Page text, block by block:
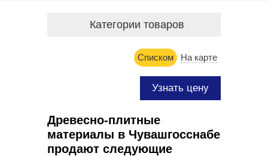
Категории товаров
На карте
Списком
Узнать цену
Древесно-плитные
материалы в Чувашгосснабе
продают следующие